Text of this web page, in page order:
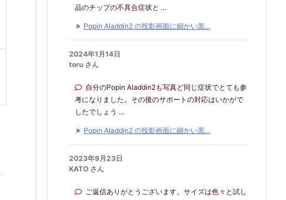
品のチップの不具合症状と ...
Popin Aladdin2 の投影画面に細かい黒...
2024年1月14日
toru さん
自分のPopin Aladdin2も写真ど同じ症状でとても参
考になりました。その後のサポートの対応はいかがで
したでしょう ...
Popin Aladdin2 の投影画面に細かい黒...
2023年9月23日
KATO さん
ご返信ありがとうございます。サイズは色々と試し